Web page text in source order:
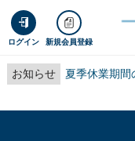
ログイン 新規会員登録
お知らせ 夏季休業期間